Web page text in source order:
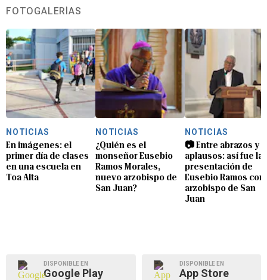
FOTOGALERÍAS
NOTICIAS
En imágenes: el
primer día de clases
en una escuela en
Toa Alta
NOTICIAS
¿Quién es el
monseñor Eusebio
Ramos Morales,
nuevo arzobispo de
San Juan?
NOTICIAS
📷 Entre abrazos y
aplausos: así fue la
presentación de
Eusebio Ramos
arzobispo de San
Juan
DISPONIBLE EN
Google Play
DISPONIBLE EN
App Store